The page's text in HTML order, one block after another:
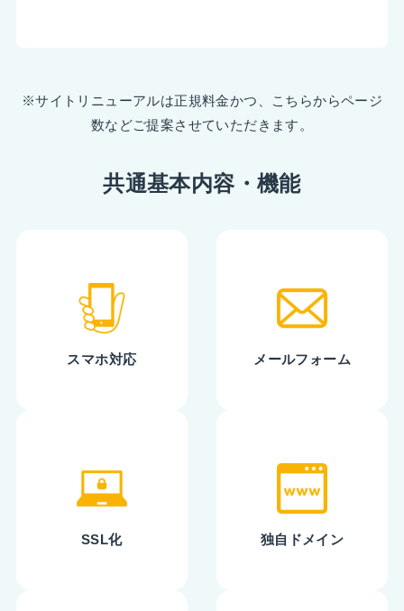
※サイトリニューアルは正規料金かつ、こちらからページ
数などご提案させていただきます。
共通基本内容・機能
スマホ対応 メールフォーム
SSL化 独自ドメイン